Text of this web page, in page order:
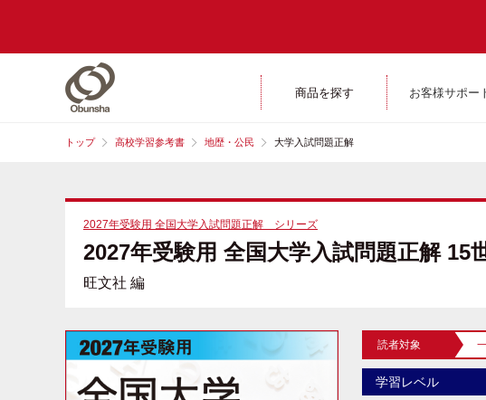
商品を探す お客様サポー
トップ 高校学習参考書 地歴・公民 大学入試問題正解
2027年受験用 全国大学入試問題正解 シリーズ
2027年受験用 全国大学入試問題正解 15
旺文社 編
読者対象
学習レベル